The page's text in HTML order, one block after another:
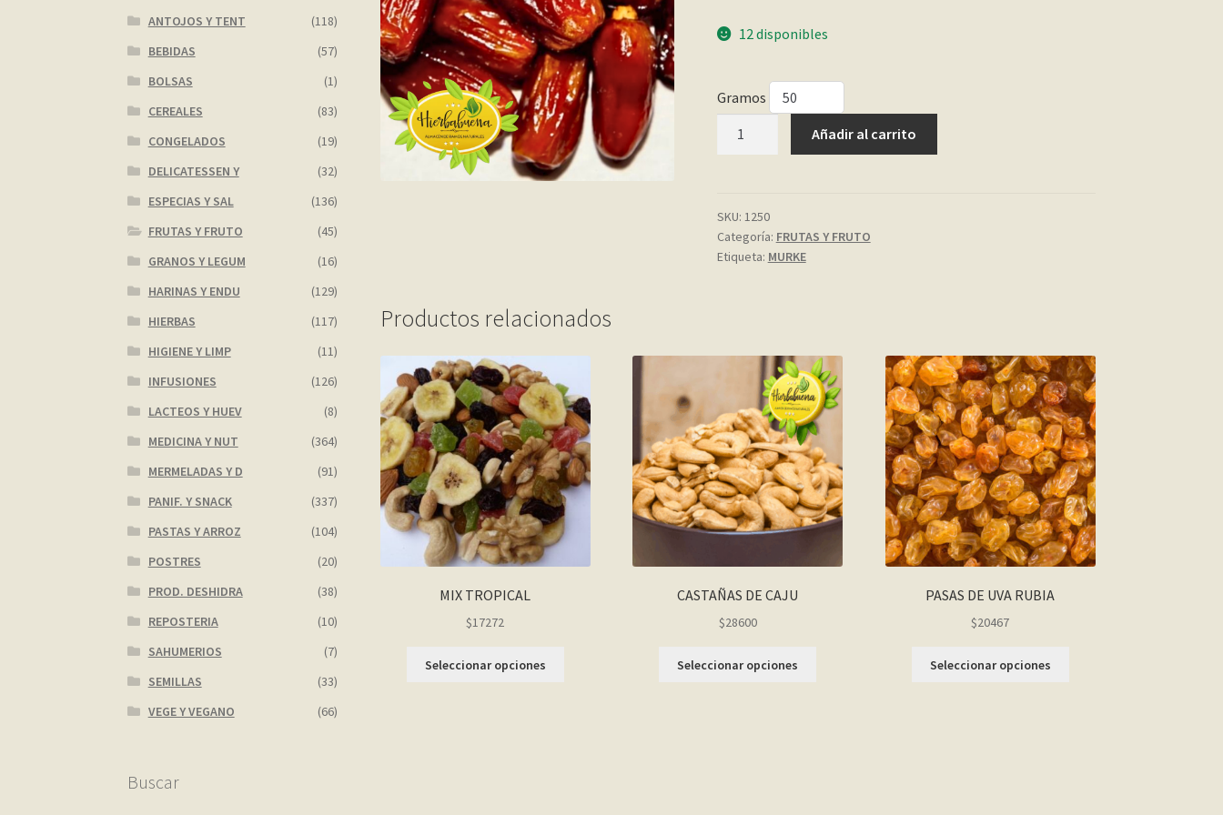
12 disponibles
Gramos
Añadir al carrito
SKU: 1250
Categoría: FRUTAS Y FRUTO
Etiqueta: MURKE
Productos relacionados
MIX TROPICAL
$17272
Seleccionar opciones
CASTAÑAS DE CAJU
$28600
Seleccionar opciones
PASAS DE UVA RUBIA
$20467
Seleccionar opciones
ANTOJOS Y TENT
(118)
BEBIDAS
(57)
BOLSAS
(1)
CEREALES
(83)
CONGELADOS
(19)
DELICATESSEN Y
(32)
ESPECIAS Y SAL
(136)
FRUTAS Y FRUTO
(45)
GRANOS Y LEGUM
(16)
HARINAS Y ENDU
(129)
HIERBAS
(117)
HIGIENE Y LIMP
(11)
INFUSIONES
(126)
LACTEOS Y HUEV
(8)
MEDICINA Y NUT
(364)
MERMELADAS Y D
(91)
PANIF. Y SNACK
(337)
PASTAS Y ARROZ
(104)
POSTRES
(20)
PROD. DESHIDRA
(38)
REPOSTERIA
(10)
SAHUMERIOS
(7)
SEMILLAS
(33)
VEGE Y VEGANO
(66)
Buscar